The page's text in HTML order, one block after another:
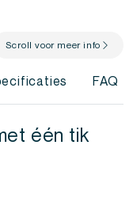
Scroll voor meer info
FAQ
één tik